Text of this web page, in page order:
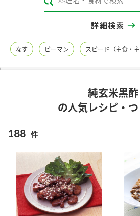
レシピカテゴリ一覧
レシピ名特集
お酢ドリンク
新商品一覧
キャンペーン情報
ブランド・スペシャルサイト
詳細検索
なす ピーマン スピード（主食・主
純玄米黒酢
の人気レシピ・
188 件